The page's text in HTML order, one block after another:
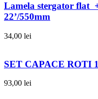
Lamela stergator flat
22’/550mm
34,00 lei
SET CAPACE ROTI
93,00 lei